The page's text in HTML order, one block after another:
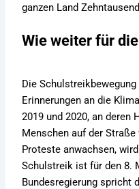
ganzen Land
Wie weiter für
Die
Erinnerungen an die
2019 und 2020, an deren
Menschen auf der
Proteste anwachsen,
Schulstreik ist für den 8.
Bundesregierung spricht